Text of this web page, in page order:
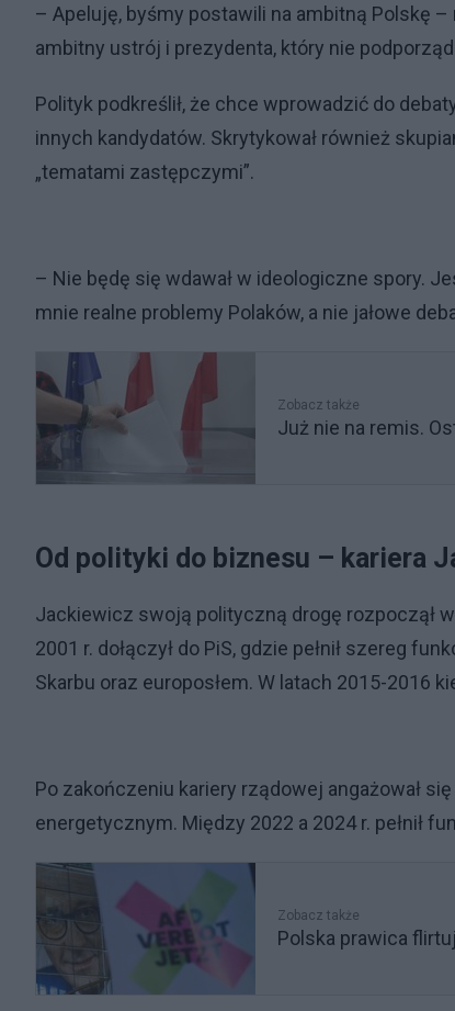
– Apeluję, byśmy postawili na ambitną Polskę
ambitny ustrój i prezydenta, który nie
Polityk podkreślił, że chce wprowadzić do
innych kandydatów. Skrytykował również
„tematami zastępczymi”.
– Nie będę się wdawał w ideologiczne spory.
mnie realne problemy Polaków, a nie jałowe
Zobacz także
Już nie na remis.
Od polityki do biznesu – kariera
Jackiewicz swoją polityczną drogę rozpoczął
2001 r. dołączył do PiS, gdzie pełnił szereg
Skarbu oraz europosłem. W latach 2015-2016
Po zakończeniu kariery rządowej angażował
energetycznym. Między 2022 a 2024 r. pełnił
Zobacz także
Polska prawica